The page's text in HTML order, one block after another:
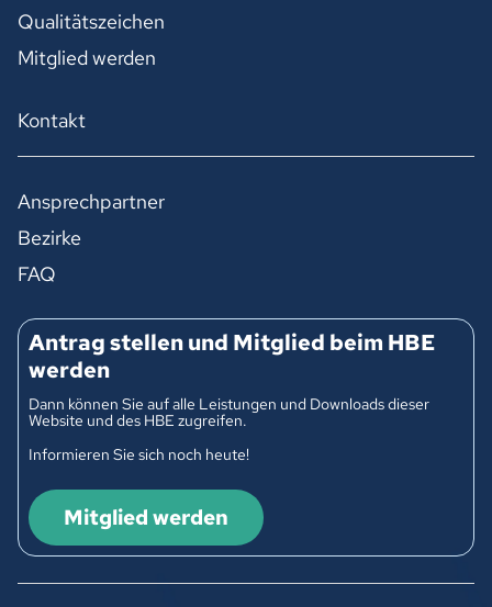
Qualitätszeichen
Mitglied werden
Kontakt
Ansprechpartner
Bezirke
FAQ
Antrag stellen und Mitglied beim HBE
werden
Dann können Sie auf alle Leistungen und Downloads dieser
Website und des HBE zugreifen.
Informieren Sie sich noch heute!
Mitglied werden